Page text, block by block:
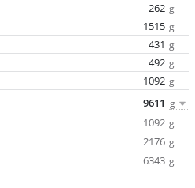
262 g
1515 g
431 g
492 g
1092 g
9611 g
1092 g
2176 g
6343 g